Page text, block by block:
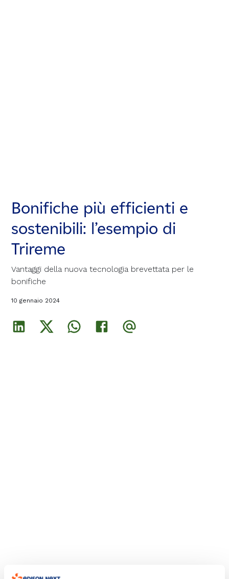
Bonifiche più efficienti e
sostenibili: l’esempio di
Trireme
Vantaggi della nuova tecnologia brevettata per le
bonifiche
10 gennaio 2024
Bonifiche più efficienti e
sostenibili: l’esempio di
Trireme
Vantaggi della nuova tecnologia brevettata per le
bonifiche
10 gennaio 2024
Bonifiche più efficienti e
sostenibili: l’esempio di
Trireme
Vantaggi della nuova tecnologia brevettata per le
bonifiche
10 gennaio 2024